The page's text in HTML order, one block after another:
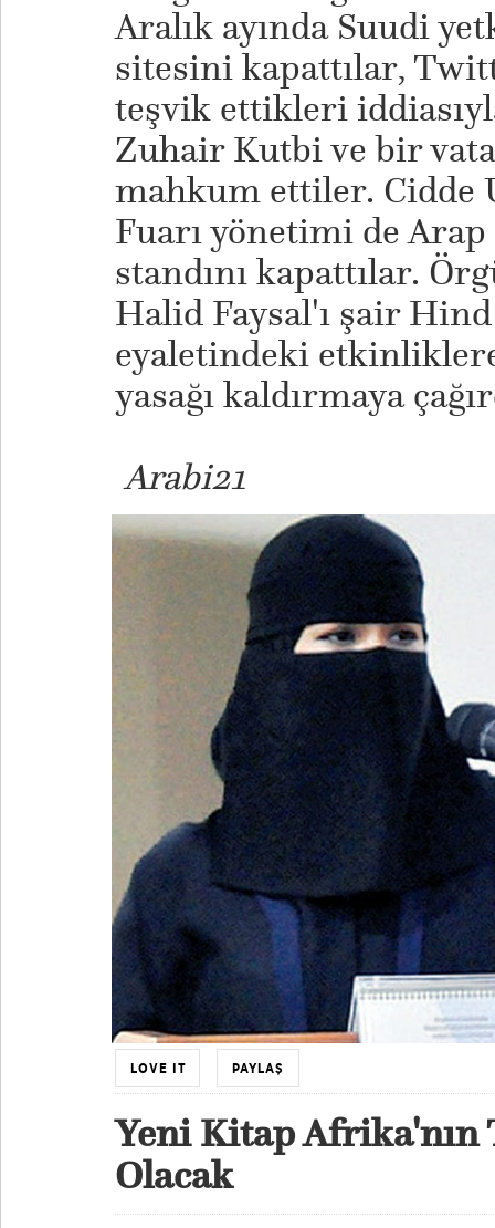
Aralık ayında Suudi
sitesini kapattılar,
teşvik ettikleri
Zuhair Kutbi ve bir
mahkum ettiler. Cidde
Fuarı yönetimi de
standını kapattılar.
Halid Faysal'ı şair
eyaletindeki
yasağı kaldırmaya
Arabi21
LOVE IT PAYLAŞ
Yeni Kitap Afrika'nın
Olacak